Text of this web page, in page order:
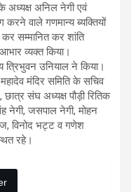
अध्यक्ष अनिल नेगी एवं
वाले गणमान्य ब्यक्तियों
सम्मानित कर शांति
व्यक्त किया।
त्रिभुवन उनियाल ने किया।
मंदिर समिति के सचिव
संघ अध्यक्ष पौड़ी रितिक
नेगी, जसपाल नेगी, मोहन
विनोद भट्ट व गणेश
रहे।